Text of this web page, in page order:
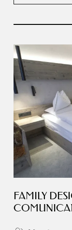
FAMILY